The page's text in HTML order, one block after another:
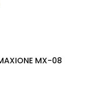
MX-08